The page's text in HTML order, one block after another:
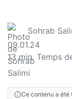
Sohrab
09.01.24
13min. Temps
Ce contenu a été